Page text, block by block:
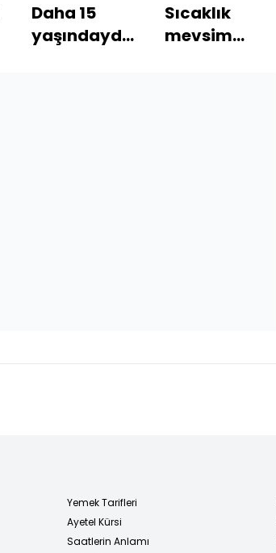
Daha 15
yaşındaydı...
Sıcaklık
mevsim
Yemek Tarifleri
Ayetel Kürsi
Saatlerin Anlamı